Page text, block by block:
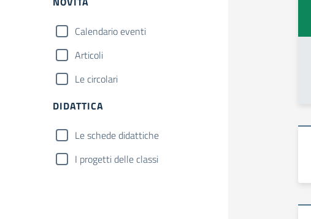
Calendario eventi
Articoli
Le circolari
DIDATTICA
Le schede didattiche
I progetti delle classi